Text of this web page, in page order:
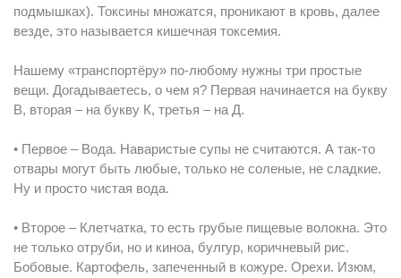
подмышках). Токсины множатся, проникают в кровь, далее
везде, это называется кишечная токсемия.
Нашему «транспортёру» по-любому нужны три простые
вещи. Догадываетесь, о чем я? Первая начинается на букву
В, вторая – на букву К, третья – на Д.
• Первое – Вода. Наваристые супы не считаются. А так-то
отвары могут быть любые, только не соленые, не сладкие.
Ну и просто чистая вода.
• Второе – Клетчатка, то есть грубые пищевые волокна. Это
не только отруби, но и киноа, булгур, коричневый рис.
Бобовые. Картофель, запеченный в кожуре. Орехи. Изюм,